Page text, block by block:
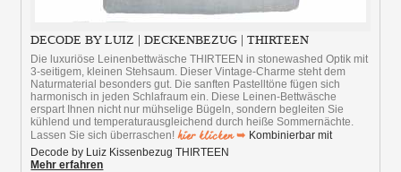
DECODE BY LUIZ | DECKENBEZUG | THIRTEEN
Die luxuriöse Leinenbettwäsche THIRTEEN in stonewashed Optik mit
3-seitigem, kleinen Stehsaum. Dieser Vintage-Charme steht dem
Naturmaterial besonders gut. Die sanften Pastelltöne fügen sich
harmonisch in jeden Schlafraum ein. Diese Leinen-Bettwäsche
erspart Ihnen nicht nur mühselige Bügeln, sondern begleiten Sie
kühlend und temperaturausgleichend durch heiße Sommernächte.
Lassen Sie sich überraschen!hier klicken ➥ Kombinierbar mit
Decode by Luiz Kissenbezug THIRTEEN
Mehr erfahren